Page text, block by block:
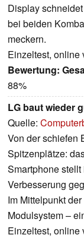
Display
bei beiden
meckern.
Einzeltest, online
Bewertung:
88%
LG baut wieder
Quelle:
Von der schiefen
Spitzenplätze:
Smartphone
Verbesserung
Im Mittelpunkt
Modulsystem –
Einzeltest, online